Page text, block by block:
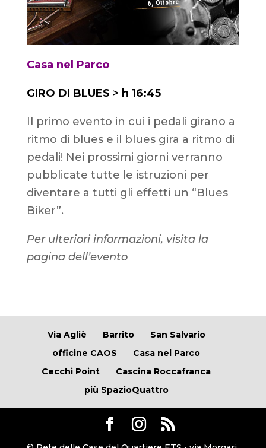
Casa nel Parco
GIRO DI BLUES > h 16:45
Il primo evento in cui i pedali girano a
ritmo di blues e il blues gira a ritmo di
pedali! Nei prossimi giorni verranno
pubblicate tutte le istruzioni per
diventare a tutti gli effetti un “Blues
Biker”.
Per ulteriori informazioni, visita la
pagina dell’evento
Via Agliè Barrito
San Salvario
officine CAOS
Casa nel Parco
Cecchi Point
Cascina Roccafranca
più SpazioQuattro